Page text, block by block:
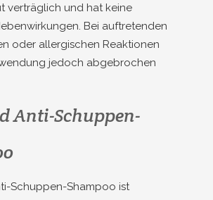
verträglich und hat keine
Bei auftretenden
oder allergischen Reaktionen
jedoch abgebrochen
Anti-Schuppen-
Schuppen-Shampoo ist